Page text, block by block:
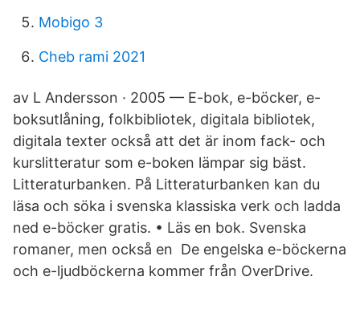
Mobigo 3
Cheb rami 2021
av L Andersson · 2005 — E-bok, e-böcker, e-
boksutlåning, folkbibliotek, digitala bibliotek,
digitala texter också att det är inom fack- och
kurslitteratur som e-boken lämpar sig bäst.
Litteraturbanken. På Litteraturbanken kan du
läsa och söka i svenska klassiska verk och ladda
ned e-böcker gratis. • Läs en bok. Svenska
romaner, men också en De engelska e-böckerna
och e-ljudböckerna kommer från OverDrive.